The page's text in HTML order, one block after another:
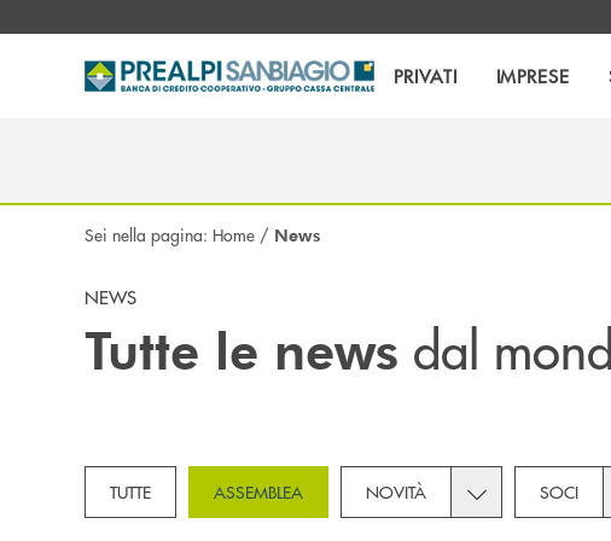
PRIVATI IMPRESE
Sei nella pagina: Home / News
NEWS
Tutte le news dal
TUTTE ASSEMBLEA NOVITÀ Toggle SOCI